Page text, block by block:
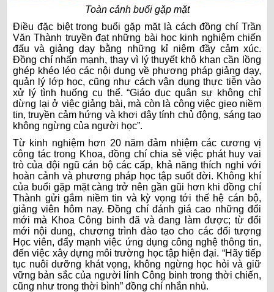
Toàn cảnh buổi gặp mặt
Điều đặc biệt trong buổi gặp mặt là cách đồng chí Trần
Văn Thành truyền đạt những bài học kinh nghiệm chiến
đấu và giảng dạy bằng những kỉ niệm đầy cảm xúc.
Đồng chí nhấn mạnh, thay vì lý thuyết khô khan cần lồng
ghép khéo léo các nội dung về phương pháp giảng dạy,
quản lý lớp học, cũng như cách vận dụng thực tiễn vào
xử lý tình huống cụ thể. “Giáo dục quân sự không chỉ
dừng lại ở việc giảng bài, mà còn là công việc gieo niềm
tin, truyền cảm hứng và khơi dậy tính chủ động, sáng tạo
không ngừng của người học”.
Từ kinh nghiệm hơn 20 năm đảm nhiệm các cương vị
công tác trong Khoa, đồng chí chia sẻ việc phát huy vai
trò của đội ngũ cán bộ các cấp, khả năng thích nghi với
hoàn cảnh và phương pháp học tập suốt đời. Không khí
của buổi gặp mặt càng trở nên gần gũi hơn khi đồng chí
Thành gửi gắm niềm tin và kỳ vọng tới thế hệ cán bộ,
giảng viên hôm nay. Đồng chí đánh giá cao những đổi
mới mà Khoa Công binh đã và đang làm được; từ đổi
mới nội dung, chương trình đào tạo cho các đối tượng
Học viên, đẩy mạnh việc ứng dụng công nghệ thông tin,
đến việc xây dựng môi trường học tập hiện đại. “Hãy tiếp
tục nuôi dưỡng khát vọng, không ngừng học hỏi và giữ
vững bản sắc của người lính Công binh trong thời chiến,
cũng như trong thời bình” đồng chí nhắn nhủ.